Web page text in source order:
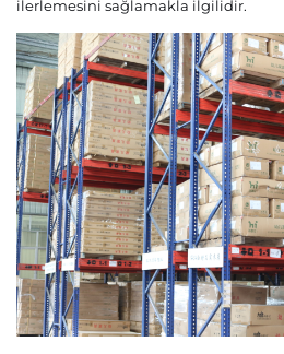
ilerlemesini sağlamakla ilgilidir.